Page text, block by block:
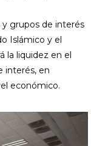
grupos de interés
Islámico y el
la liquidez en el
interés, en
económico.